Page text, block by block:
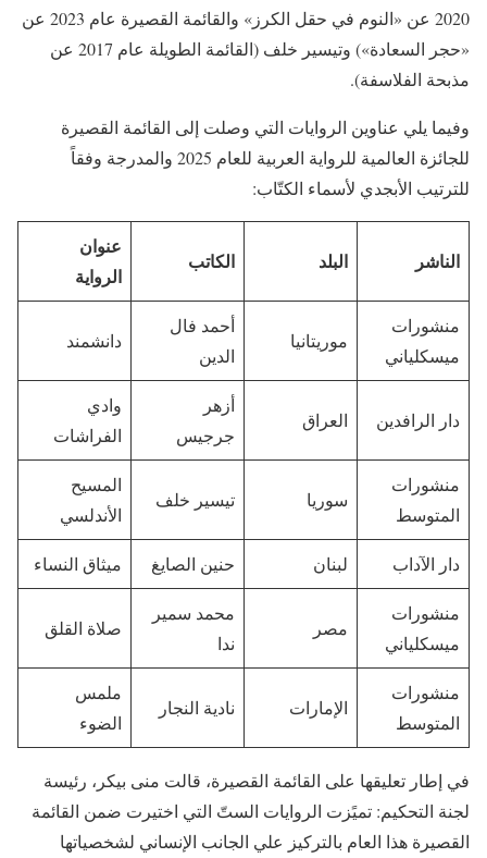
2020 عن «النوم في حقل الكرز» والقائمة القصيرة عام 2023 عن
«حجر السعادة») وتيسير خلف (القائمة الطويلة عام 2017 عن
مذبحة الفلاسفة).
وفيما يلي عناوين الروايات التي وصلت إلى القائمة القصيرة
للجائزة العالمية للرواية العربية للعام 2025 والمدرجة وفقاً
للترتيب الأبجدي لأسماء الكتّاب:
الناشر البلد الكاتب
عنوان
الرواية
منشورات
ميسكلياني
موريتانيا
أحمد فال
الدين
دانشمند
دار الرافدين العراق
أزهر
جرجيس
وادي
الفراشات
منشورات
المتوسط
سوريا تيسير خلف
المسيح
الأندلسي
دار الآداب لبنان حنين الصايغ ميثاق النساء
منشورات
ميسكلياني
مصر
محمد سمير
ندا
صلاة القلق
منشورات
المتوسط
الإمارات نادية النجار
ملمس
الضوء
في إطار تعليقها على القائمة القصيرة، قالت منى بيكر، رئيسة
لجنة التحكيم: تميًزت الروايات الستّ التي اختيرت ضمن القائمة
القصيرة هذا العام بالتركيز علي الجانب الإنساني لشخصياتها